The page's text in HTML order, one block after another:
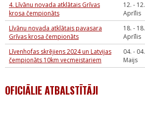
4. Līvānu novada atklātais Grīvas
krosa čempionāts
12. - 12.
Aprīlis
Līvānu novada atklātais pavasara
Grīvas krosa čempionāts
18. - 18.
Aprīlis
Līvenhofas skrējiens 2024 un Latvijas
čempionāts 10km vecmeistariem
04. - 04.
Maijs
OFICIĀLIE ATBALSTĪTĀJI